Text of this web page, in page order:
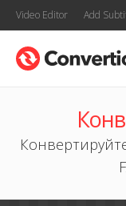
Video Editor Add